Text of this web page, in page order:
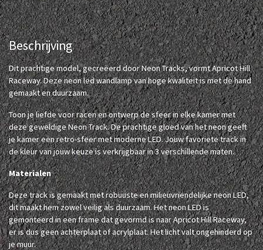
Beschrijving
Dit prachtige model, gecreëerd door Neon Tracks, vormt Apricot Hill
Raceway. Deze neon led wandlamp van hoge kwaliteit is met de hand
gemaakt en duurzaam.
Toon je liefde voor racen en ontwerp de sfeer in elke kamer met
deze geweldige Neon Track. De prachtige gloed van het neon geeft
je kamer een retro-sfeer met moderne LED. Jouw favoriete track in
de kleur van jouw keuze is verkrijgbaar in 3 verschillende maten.
Materialen
Deze track is gemaakt met robuuste en milieuvriendelijke neon LED,
dit maakt hem zowel veilig als duurzaam. Het neon LED is
gemonteerd in een frame dat gevormd is naar Apricot Hill Raceway,
er is dus geen achterplaat of acrylplaat. Het licht valt ongehinderd op
je muur.